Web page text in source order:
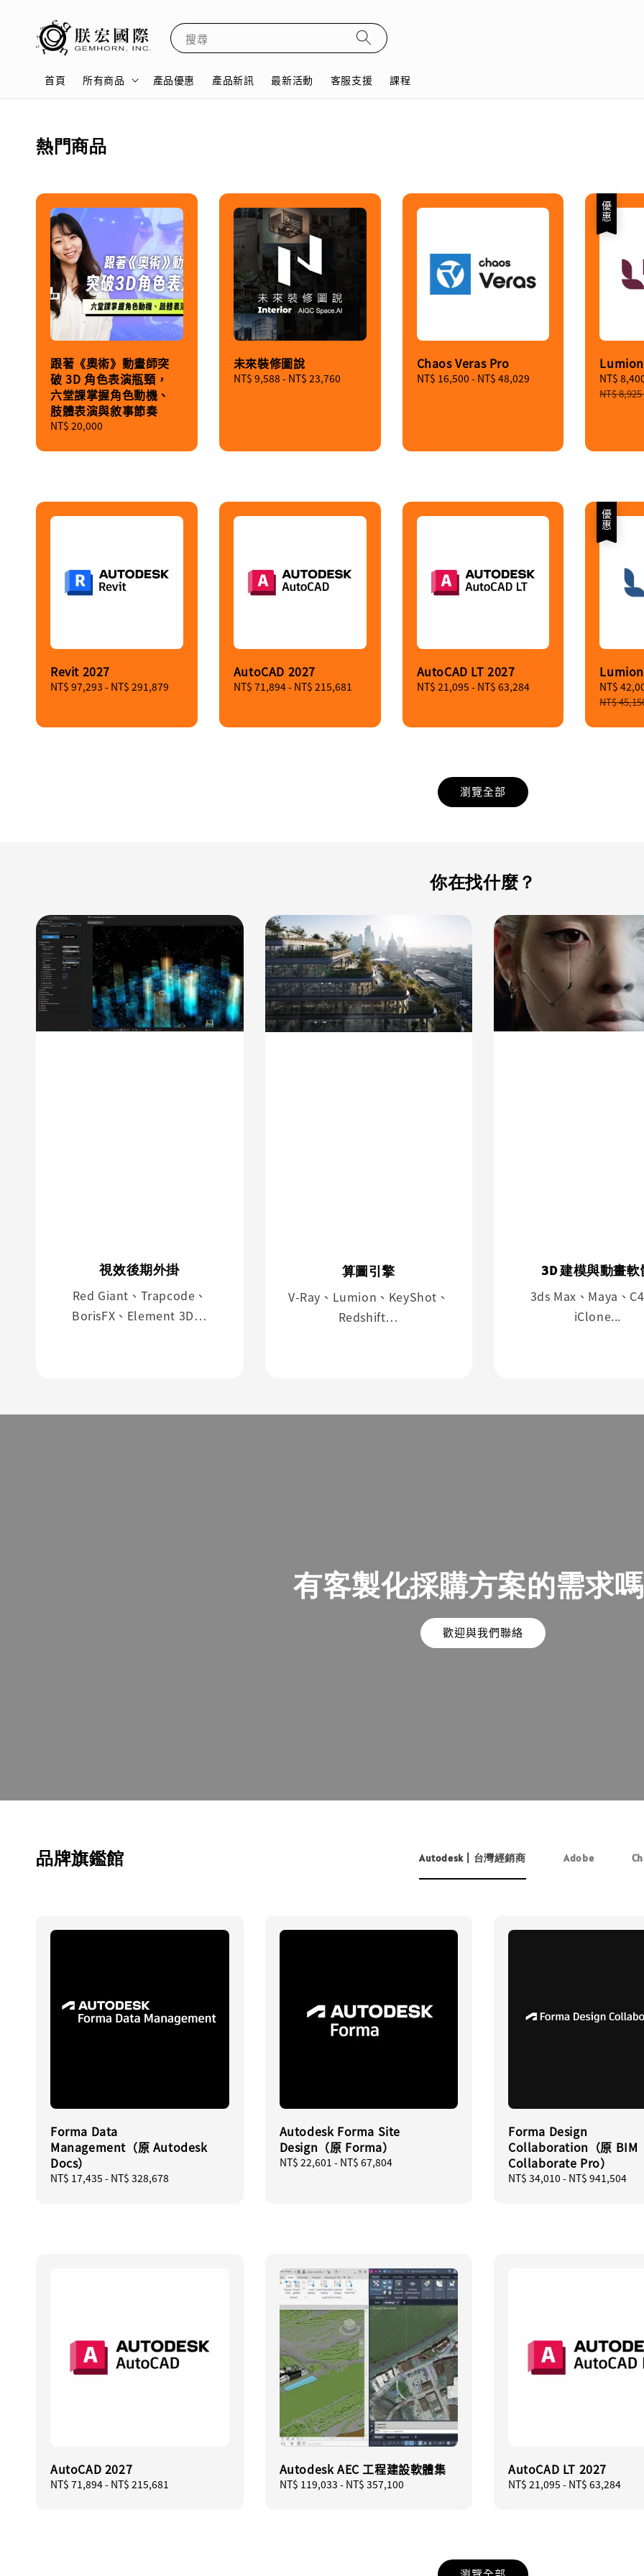
搜尋
首頁 所有商品 產品優惠 產品新訊 最新活動 客服支援 課程
熱門商品
跟著《奧術》動畫師突
破 3D 角色表演瓶頸，
六堂課掌握角色動機、
肢體表演與敘事節奏
Regular
NT$ 20,000
未來裝修圖說
Regular
NT$ 9,588 - NT$ 23,760
Chaos Veras Pro
Regular
NT$ 16,500 - NT$ 48,029
優惠
Sale
price
NT$
NT$ 8,925
Revit 2027
Regular
NT$ 97,293 - NT$ 291,879
AutoCAD 2027
Regular
NT$ 71,894- NT$ 215,681
AutoCAD LT 2027
Regular
NT$ 21,095 - NT$ 63,284
優惠
Sale
price
NT$
NT$
瀏覽全部
你在找什麼？
視效後期外掛
Red Giant、Trapcode、
BorisFX、Element 3D…
算圖引擎
V-Ray、Lumion、KeyShot、
Redshift…
3D 建模與動畫軟
3ds Max、Maya、
iClone...
有客製化採購方案的需求
歡迎與我們聯絡
品牌旗鑑館 Autodesk | 台灣經銷商 Adobe
Forma Data
Management（原 Autodesk
Docs）
Regular
NT$ 17,435 - NT$ 328,678
Autodesk Forma Site
Design（原 Forma）
Regular
NT$ 22,601 - NT$ 67,804
Forma Design
Collaboration（原 BIM
Collaborate Pro）
Regular
NT$ 34,010 - NT$ 941,504
AutoCAD 2027
Regular
NT$ 71,894- NT$ 215,681
Autodesk AEC 工程建設軟體集
Regular
NT$ 119,033 - NT$ 357,100
AutoCAD LT 2027
Regular
NT$ 21,095 - NT$ 63,284